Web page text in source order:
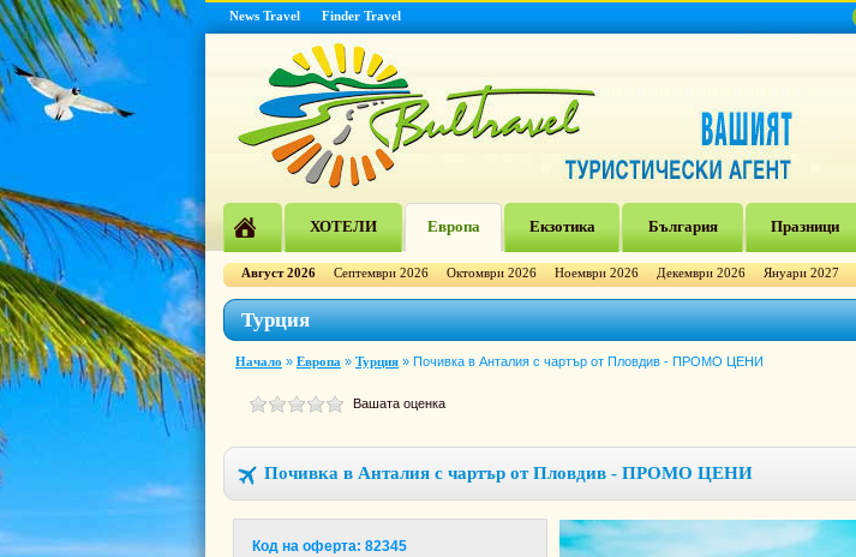
News Travel Finder Travel
ХОТЕЛИ Европа Екзотика България Празници
Август 2026 Септември 2026 Октомври 2026 Ноември 2026 Декември 2026 Януари 2027
Турция
Начало » Европа » Турция » Почивка в Анталия с чартър от Пловдив - ПРОМО ЦЕНИ
Вашата оценка
Почивка в Анталия с чартър от Пловдив - ПРОМО ЦЕНИ
Код на оферта: 82345